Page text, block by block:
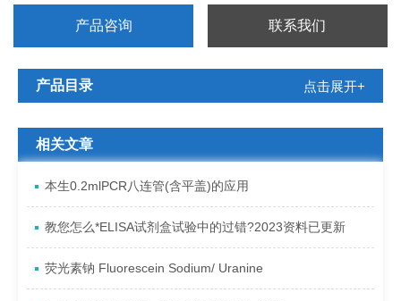
产品咨询 联系我们
产品目录 点击展开+
相关文章
本生0.2mlPCR八连管(含平盖)的应用
教您怎么*ELISA试剂盒试验中的过错?2023资料已更新
荧光素钠 Fluorescein Sodium/ Uranine